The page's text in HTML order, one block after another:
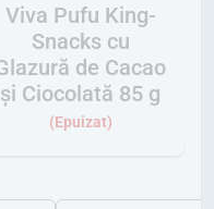
Viva Pufu King-
Snacks cu
de Cacao
și Ciocolată 85 g